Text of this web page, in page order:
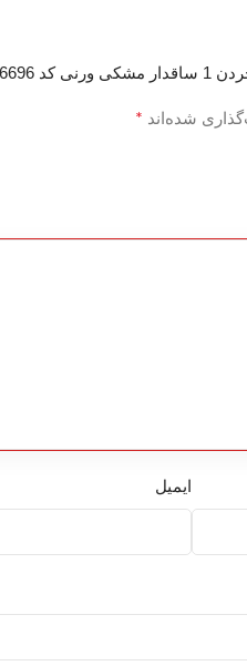
شده‌اند *
ایمیل